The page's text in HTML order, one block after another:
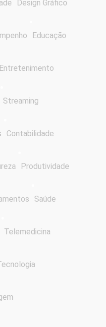
Design Gráfico
Educação
Entretenimento
Streaming
Contabilidade
Produtividade
Saúde
Telemedicina